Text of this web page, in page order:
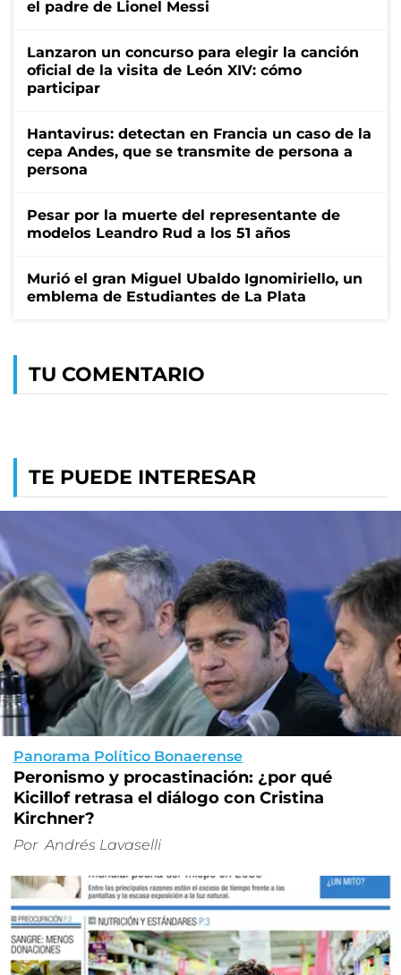
el padre de Lionel Messi
Lanzaron un concurso para elegir la canción
oficial de la visita de León XIV: cómo
participar
Hantavirus: detectan en Francia un caso de la
cepa Andes, que se transmite de persona a
persona
Pesar por la muerte del representante de
modelos Leandro Rud a los 51 años
Murió el gran Miguel Ubaldo Ignomiriello, un
emblema de Estudiantes de La Plata
TU COMENTARIO
TE PUEDE INTERESAR
Panorama Político Bonaerense
Peronismo y procastinación: ¿por qué
Kicillof retrasa el diálogo con Cristina
Kirchner?
Por Andrés Lavaselli